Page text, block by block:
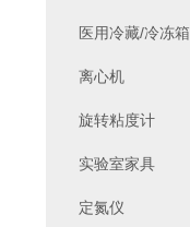
医用冷藏/冷冻箱
离心机
旋转粘度计
实验室家具
定氮仪